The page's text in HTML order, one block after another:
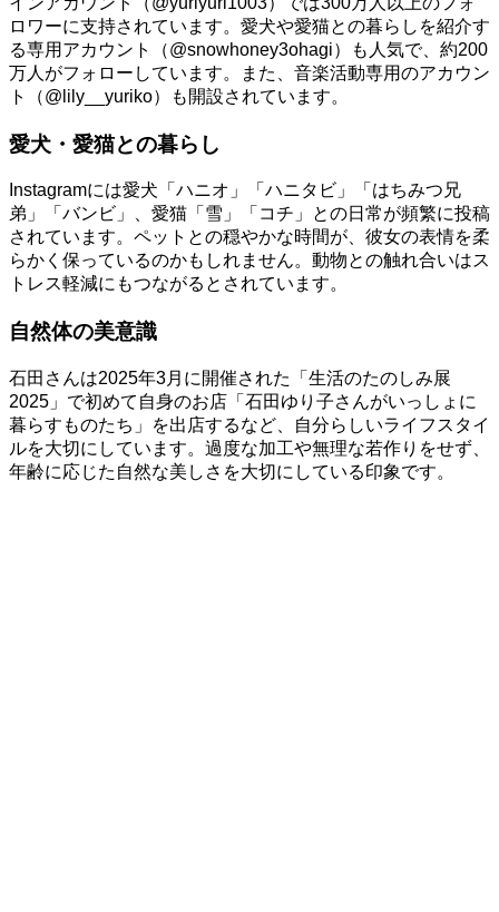
ロワーに支持されています。愛犬や愛猫との暮らしを紹介す
る専用アカウント（@snowhoney3ohagi）も人気で、約200
万人がフォローしています。また、音楽活動専用のアカウン
ト（@lily__yuriko）も開設されています。
愛犬・愛猫との暮らし
Instagramには愛犬「ハニオ」「ハニタビ」「はちみつ兄
弟」「バンビ」、愛猫「雪」「コチ」との日常が頻繁に投稿
されています。ペットとの穏やかな時間が、彼女の表情を柔
らかく保っているのかもしれません。動物との触れ合いはス
トレス軽減にもつながるとされています。
自然体の美意識
石田さんは2025年3月に開催された「生活のたのしみ展
2025」で初めて自身のお店「石田ゆり子さんがいっしょに
暮らすものたち」を出店するなど、自分らしいライフスタイ
ルを大切にしています。過度な加工や無理な若作りをせず、
年齢に応じた自然な美しさを大切にしている印象です。